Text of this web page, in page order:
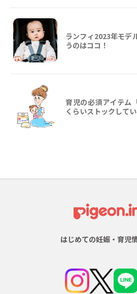
ランフィ2023年モデ
うのはココ！
育児の必須アイテム
くらいストックして
はじめての妊娠・育児